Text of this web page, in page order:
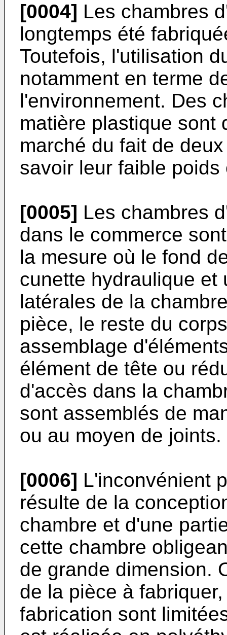
[0004] Les chambres
longtemps été
Toutefois, l'utilisation
notamment en terme
l'environnement. Des
matière plastique sont
marché du fait de
savoir leur faible
[0005] Les chambres
dans le commerce
la mesure où le fond
cunette hydraulique et
latérales de la
pièce, le reste du
assemblage
élément de tête ou
d'accès dans la
sont assemblés de
ou au moyen de joints.
[0006] L'inconvénient
résulte de la
chambre et d'une
cette chambre
de grande dimension.
de la pièce à
fabrication sont